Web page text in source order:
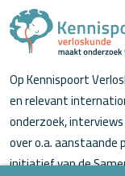
Op Kennispoort
en relevant
onderzoek,
over o.a. aanstaande
initiatief van de